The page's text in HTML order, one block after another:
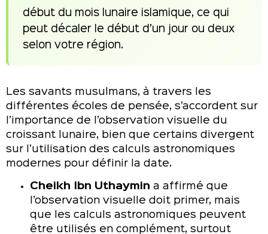
début du mois lunaire islamique, ce qui
peut décaler le début d’un jour ou deux
selon votre région.
Les savants musulmans, à travers les
différentes écoles de pensée, s’accordent sur
l’importance de l’observation visuelle du
croissant lunaire, bien que certains divergent
sur l’utilisation des calculs astronomiques
modernes pour définir la date.
Cheikh Ibn Uthaymin a affirmé que
l’observation visuelle doit primer, mais
que les calculs astronomiques peuvent
être utilisés en complément, surtout